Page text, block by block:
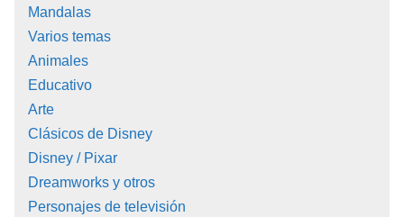
Mandalas
Varios temas
Animales
Educativo
Arte
Clásicos de Disney
Disney / Pixar
Dreamworks y otros
Personajes de televisión